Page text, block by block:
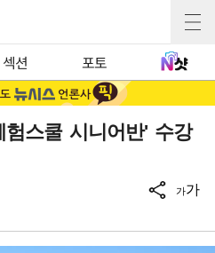
섹션 포토
스쿨 시니어반' 수강
가가